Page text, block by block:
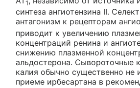
1
синтеза ангиотензина II.
антагонизм к рецепторам
приводит к увеличению
концентраций ренина и
снижению плазменной
альдостерона. Сывороточные
калия обычно существенно не
приеме ирбесартана в